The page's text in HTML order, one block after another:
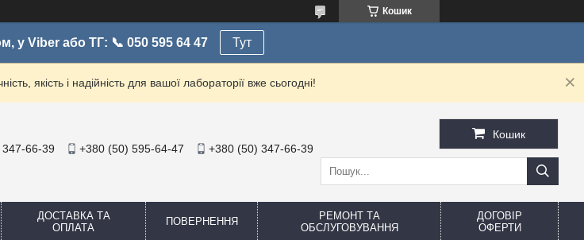
Кошик
у Viber або ТГ: 📞 050 595 64 47 Тут
якість і надійність для вашої лабораторії вже сьогодні!
66-39 +380 (50) 595-64-47 +380 (50) 347-66-39
Кошик
ДОСТАВКА ТА
ОПЛАТА
ПОВЕРНЕННЯ
РЕМОНТ ТА
ОБСЛУГОВУВАННЯ
ДОГОВІР
ОФЕРТИ